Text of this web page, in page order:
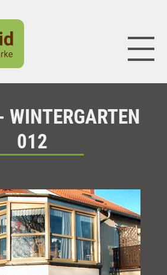
WINTERGARTEN
012